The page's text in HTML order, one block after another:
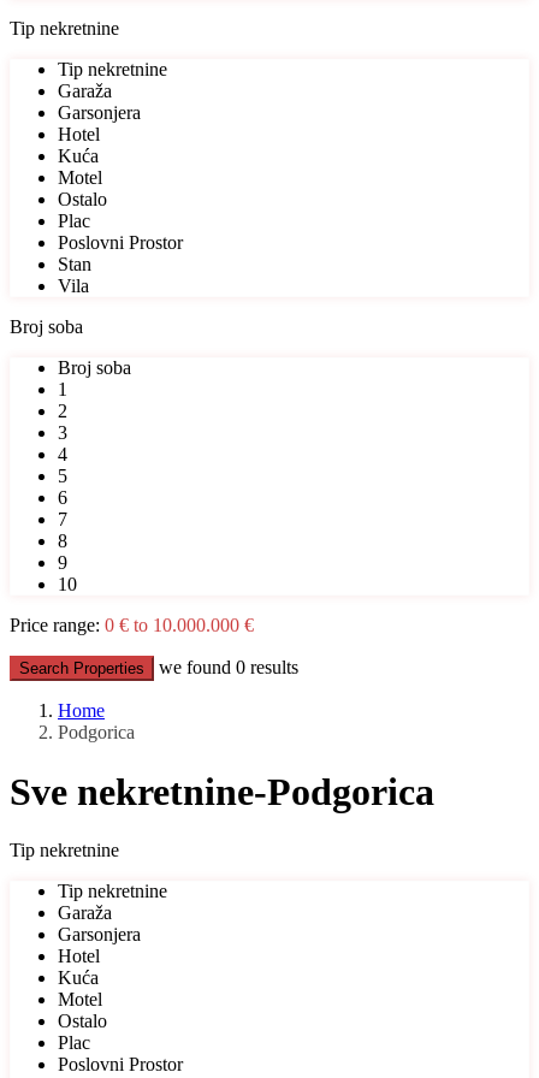
Tip nekretnine
Tip nekretnine
Garaža
Garsonjera
Hotel
Kuća
Motel
Ostalo
Plac
Poslovni Prostor
Stan
Vila
Broj soba
Broj soba
1
2
3
4
5
6
7
8
9
10
Price range: 0 € to 10.000.000 €
Search Properties we found 0 results
Home
Podgorica
Sve nekretnine-Podgorica
Tip nekretnine
Tip nekretnine
Garaža
Garsonjera
Hotel
Kuća
Motel
Ostalo
Plac
Poslovni Prostor